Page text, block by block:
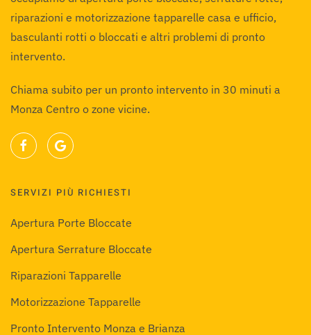
riparazioni e motorizzazione tapparelle casa e ufficio,
basculanti rotti o bloccati e altri problemi di pronto
intervento.
Chiama subito per un pronto intervento in 30 minuti a
Monza Centro o zone vicine.
SERVIZI PIÙ RICHIESTI
Apertura Porte Bloccate
Apertura Serrature Bloccate
Riparazioni Tapparelle
Motorizzazione Tapparelle
Pronto Intervento Monza e Brianza